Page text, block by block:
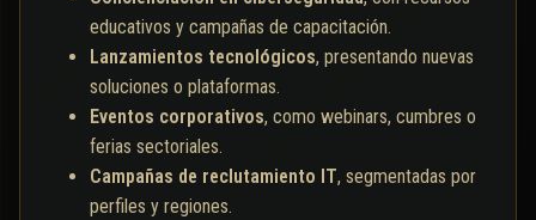
educativos y campañas de capacitación.
Lanzamientos tecnológicos, presentando nuevas
soluciones o plataformas.
Eventos corporativos, como webinars, cumbres o
ferias sectoriales.
Campañas de reclutamiento IT, segmentadas por
perfiles y regiones.